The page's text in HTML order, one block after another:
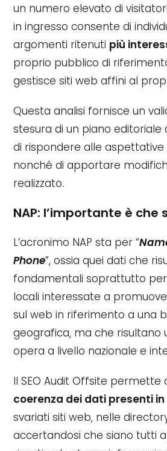
un numero elevato di
in ingresso consente di
argomenti ritenuti più
proprio pubblico di
gestisce siti web affini al
Questa analisi fornisce un
stesura di un piano editoriale
di rispondere alle
nonché di apportare
realizzato.
NAP: l’importante è che
L’acronimo NAP sta per “
Phone”, ossia quei dati che
fondamentali soprattutto
locali interessate a
sul web in riferimento a una
geografica, ma che risultano
opera a livello nazionale e
Il SEO Audit Offsite permette
coerenza dei dati presenti
svariati siti web, nelle
accertandosi che siano tutti